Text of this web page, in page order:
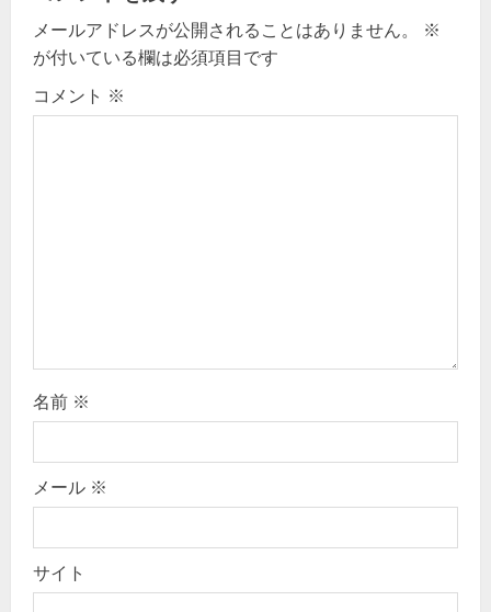
v
i
n
メールアドレスが公開されることはありません。
※
が付いている欄は必須項目です
コメント ※
名前 ※
メール ※
サイト